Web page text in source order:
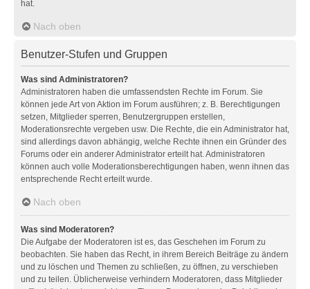
hat.
Nach oben
Benutzer-Stufen und Gruppen
Was sind Administratoren?
Administratoren haben die umfassendsten Rechte im Forum. Sie
können jede Art von Aktion im Forum ausführen; z. B. Berechtigungen
setzen, Mitglieder sperren, Benutzergruppen erstellen,
Moderationsrechte vergeben usw. Die Rechte, die ein Administrator hat,
sind allerdings davon abhängig, welche Rechte ihnen ein Gründer des
Forums oder ein anderer Administrator erteilt hat. Administratoren
können auch volle Moderationsberechtigungen haben, wenn ihnen das
entsprechende Recht erteilt wurde.
Nach oben
Was sind Moderatoren?
Die Aufgabe der Moderatoren ist es, das Geschehen im Forum zu
beobachten. Sie haben das Recht, in ihrem Bereich Beiträge zu ändern
und zu löschen und Themen zu schließen, zu öffnen, zu verschieben
und zu teilen. Üblicherweise verhindern Moderatoren, dass Mitglieder